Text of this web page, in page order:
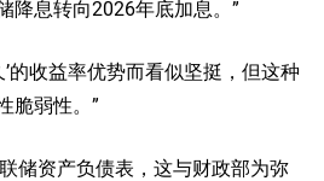
降息转向2026年底加息。”
的收益率优势而看似坚挺，但这种
脆弱性。”
储资产负债表，这与财政部为弥